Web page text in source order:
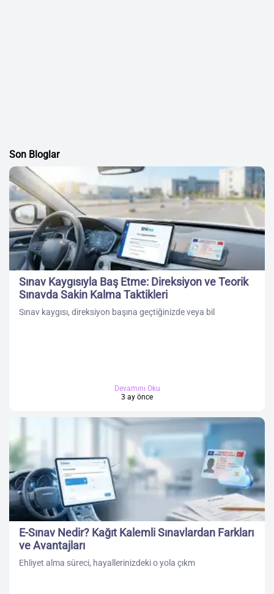
Son Bloglar
Sınav Kaygısıyla Baş Etme: Direksiyon ve Teorik
Sınavda Sakin Kalma Taktikleri
Sınav kaygısı, direksiyon başına geçtiğinizde veya bil
Devamını Oku
3 ay önce
E-Sınav Nedir? Kağıt Kalemli Sınavlardan Farkları
ve Avantajları
Ehliyet alma süreci, hayallerinizdeki o yola çıkm